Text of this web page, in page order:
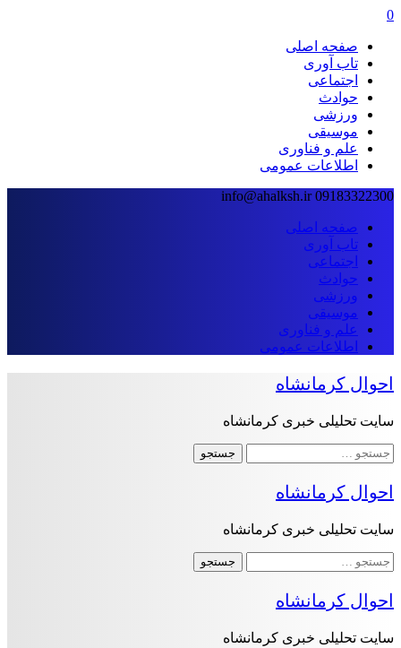
0
صفحه اصلی
تاب آوری
اجتماعی
حوادث
ورزشی
موسیقی
علم و فناوری
اطلاعات عمومی
09183322300
info@ahalksh.ir
صفحه اصلی
تاب آوری
اجتماعی
حوادث
ورزشی
موسیقی
علم و فناوری
اطلاعات عمومی
احوال کرمانشاه
سایت تحلیلی خبری کرمانشاه
جستجو
برای:
احوال کرمانشاه
سایت تحلیلی خبری کرمانشاه
جستجو
برای:
احوال کرمانشاه
سایت تحلیلی خبری کرمانشاه